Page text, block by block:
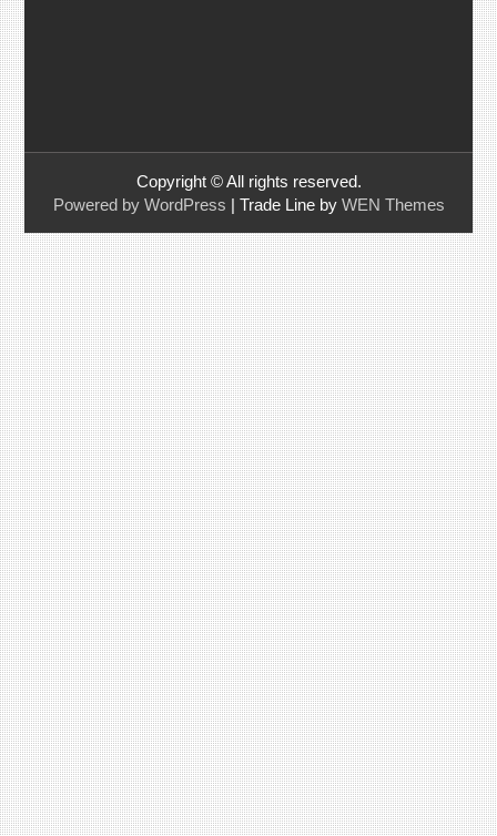
Copyright © All rights reserved.
Powered by WordPress | Trade Line by WEN Themes